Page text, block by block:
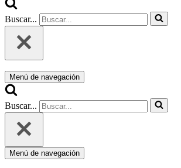
Buscar...
Menú de navegación
Buscar...
Menú de navegación